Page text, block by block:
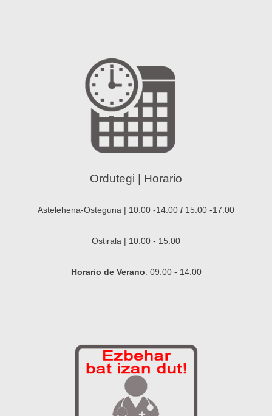
Ordutegi | Horario
Astelehena-Osteguna | 10:00 -14:00 / 15:00 -17:00
Ostirala | 10:00 - 15:00
Horario de Verano: 09:00 - 14:00